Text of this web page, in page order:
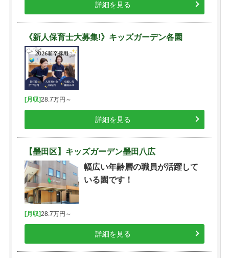
詳細を見る
《新人保育士大募集!》キッズガーデン各園
[月収]28.7万円～
詳細を見る
【墨田区】キッズガーデン墨田八広
幅広い年齢層の職員が活躍して
いる園です！
[月収]28.7万円～
詳細を見る